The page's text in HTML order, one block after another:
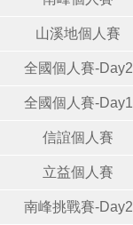
山溪地個人賽
全國個人賽-Day2
全國個人賽-Day1
信誼個人賽
立益個人賽
南峰挑戰賽-Day2